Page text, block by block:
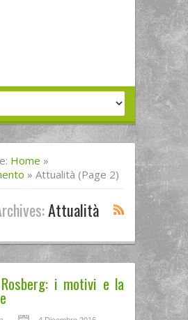
Home »
» Attualità (Page 2)
Attualità
i motivi e la